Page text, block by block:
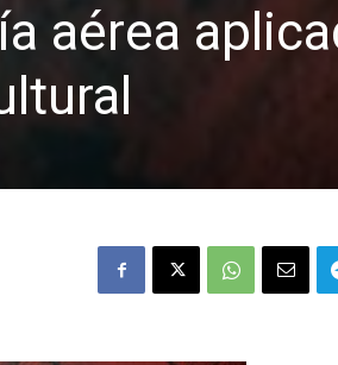
aérea